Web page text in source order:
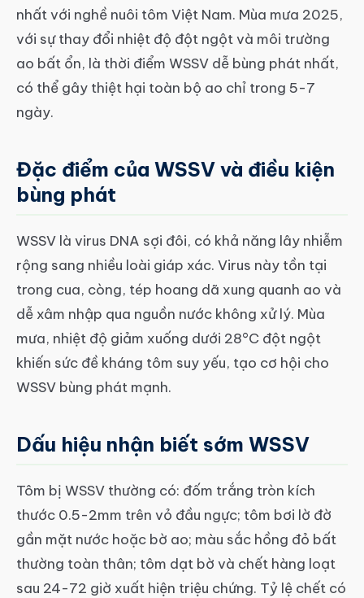
nhất với nghề nuôi tôm Việt Nam. Mùa mưa 2025,
với sự thay đổi nhiệt độ đột ngột và môi trường
ao bất ổn, là thời điểm WSSV dễ bùng phát nhất,
có thể gây thiệt hại toàn bộ ao chỉ trong 5-7
ngày.
Đặc điểm của WSSV và điều kiện
bùng phát
WSSV là virus DNA sợi đôi, có khả năng lây nhiễm
rộng sang nhiều loài giáp xác. Virus này tồn tại
trong cua, còng, tép hoang dã xung quanh ao và
dễ xâm nhập qua nguồn nước không xử lý. Mùa
mưa, nhiệt độ giảm xuống dưới 28°C đột ngột
khiến sức đề kháng tôm suy yếu, tạo cơ hội cho
WSSV bùng phát mạnh.
Dấu hiệu nhận biết sớm WSSV
Tôm bị WSSV thường có: đốm trắng tròn kích
thước 0.5-2mm trên vỏ đầu ngực; tôm bơi lờ đờ
gần mặt nước hoặc bờ ao; màu sắc hồng đỏ bất
thường toàn thân; tôm dạt bờ và chết hàng loạt
sau 24-72 giờ xuất hiện triệu chứng. Tỷ lệ chết có